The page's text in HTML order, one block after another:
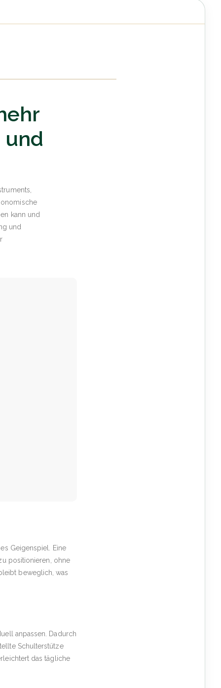
und
kann und
und
Geigenspiel. Eine
positionieren, ohne
beweglich, was
anpassen. Dadurch
Schulterstütze
das tägliche